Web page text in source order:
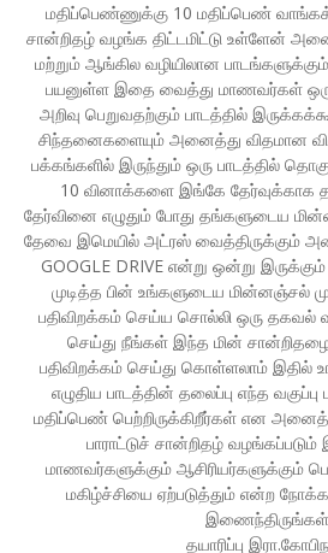
மதிப்பெண்ணுக்கு 10 மதிப்பெண்
சான்றிதழ் வழங்க திட்டமிட்டு உள்ளேன்
மற்றும் ஆங்கில வழியிலான
பயனுள்ள இதை வைத்து மாணவர்கள் ஒரு
அறிவு பெறுவதற்கும் பாடத்தில்
சிந்தனைகளையும் அனைத்து விதமான
பக்கங்களில் இருந்தும் ஒரு பாடத்தில்
10 வினாக்களை இங்கே தேர்வுக்காக
தேர்வினை எழுதும் போது தங்களுடைய
தேவை இமெயில் அட்ரஸ் வைத்திருக்கும்
GOOGLE DRIVE என்று ஒன்று
முடித்த பின் உங்களுடைய மின்னஞ்சல்
பதிவிறக்கம் செய்ய சொல்லி ஒரு தகவல்
செய்து நீங்கள் இந்த மின் சான்றிதழை
பதிவிறக்கம் செய்து கொள்ளலாம் இதில்
எழுதிய பாடத்தின் தலைப்பு எந்த
மதிப்பெண் பெற்றிருக்கிறீர்கள் என
பாராட்டுச் சான்றிதழ்
மாணவர்களுக்கும் ஆசிரியர்களுக்கும்
மகிழ்ச்சியை ஏற்படுத்தும் என்ற
இணைந்திருங்கள்
தயாரிப்பு